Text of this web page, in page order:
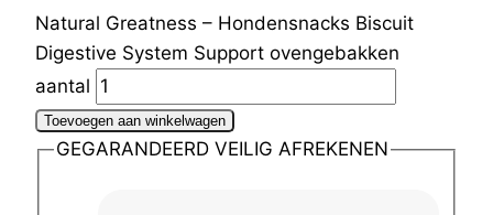
Natural Greatness – Hondensnacks Biscuit
Digestive System Support ovengebakken
aantal
Toevoegen aan winkelwagen
GEGARANDEERD VEILIG AFREKENEN